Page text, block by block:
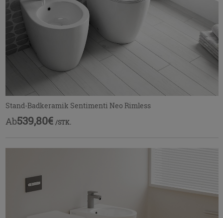
Stand-Badkeramik Sentimenti Neo Rimless
Ab539,80€ /STK.